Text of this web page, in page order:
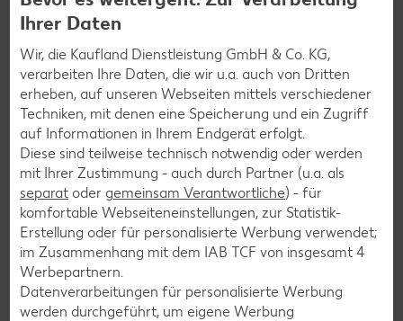
Spargel-Rezepte
Fleisch-Rezepte
Fisch-Rezepte
Geflügel-Rezepte
Lamm-Rezepte
Grill-Rezepte
Muffin-Rezepte
Apfelkuchen-Rezepte
Ihrer Daten
Wir, die Kaufland Dienstleistung GmbH & Co. KG,
verarbeiten Ihre Daten, die wir u.a. auch von Dritten
erheben, auf unseren Webseiten mittels verschiedener
Techniken, mit denen eine Speicherung und ein Zugriff
auf Informationen in Ihrem Endgerät erfolgt.
Diese sind teilweise technisch notwendig oder werden
mit Ihrer Zustimmung - auch durch Partner (u.a. als
separat oder gemeinsam Verantwortliche) - für
komfortable Webseiteneinstellungen, zur Statistik-
Erstellung oder für personalisierte Werbung verwendet;
im Zusammenhang mit dem IAB TCF von insgesamt 4
Werbepartnern.
Datenverarbeitungen für personalisierte Werbung
werden durchgeführt, um eigene Werbung